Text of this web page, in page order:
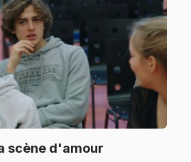
scène d'amour